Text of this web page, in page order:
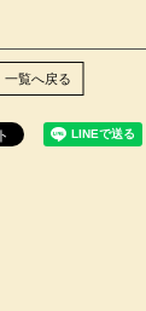
一覧へ戻る